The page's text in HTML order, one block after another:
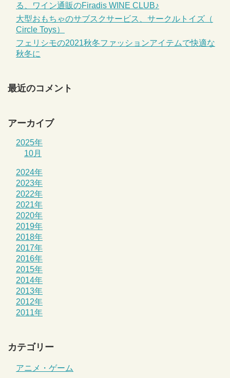
る、ワイン通販のFiradis WINE CLUB♪
大型おもちゃのサブスクサービス、サークルトイズ（
Circle Toys）
フェリシモの2021秋冬ファッションアイテムで快適な
秋冬に
最近のコメント
アーカイブ
2025年
10月
2024年
2023年
2022年
2021年
2020年
2019年
2018年
2017年
2016年
2015年
2014年
2013年
2012年
2011年
カテゴリー
アニメ・ゲーム